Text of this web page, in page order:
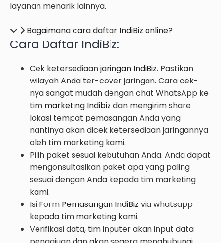
layanan menarik lainnya.
Bagaimana cara daftar IndiBiz online?
Cara Daftar IndiBiz:
Cek ketersediaanjaringan IndiBiz. Pastikan
wilayah Anda ter-cover jaringan. Cara cek-
nya sangat mudah dengan chat WhatsApp ke
tim marketing Indibiz dan mengirim share
lokasi tempat pemasangan Anda yang
nantinya akan dicek ketersediaan jaringannya
oleh tim marketing kami.
Pilih paket sesuai kebutuhan Anda. Anda dapat
mengonsultasikan paket apa yang paling
sesuai dengan Anda kepada tim marketing
kami.
Isi Form Pemasangan IndiBiz via whatsapp
kepada tim marketing kami.
Verifikasi data, tim inputer akan input data